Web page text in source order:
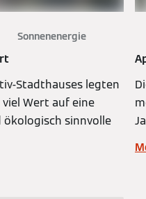
Sonnenenergie
Stadthauses legten
Wert auf eine
sinnvolle